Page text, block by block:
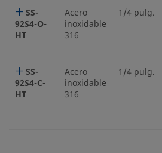
SS-
92S4-O-
HT
Acero
inoxidable
316
1/4 pulg.
SS-
92S4-C-
HT
Acero
inoxidable
316
1/4 pulg.